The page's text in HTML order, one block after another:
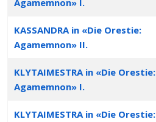
Agamemnon» I.
KASSANDRA in «Die Orestie:
Agamemnon» II.
KLYTAIMESTRA in «Die Orestie:
Agamemnon» I.
KLYTAIMESTRA in «Die Orestie: